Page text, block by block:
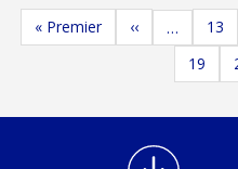
Pagination
Première page
« Premier Page précédente
‹‹ … Page
13
Page
19
Médiathèque Footer